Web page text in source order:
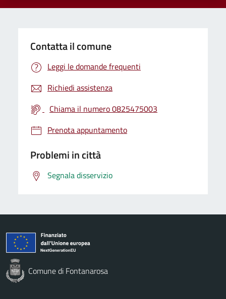
Contatta il comune
Leggi le domande frequenti
Richiedi assistenza
Chiama il numero 0825475003
Prenota appuntamento
Problemi in città
Segnala disservizio
Comune di Fontanarosa